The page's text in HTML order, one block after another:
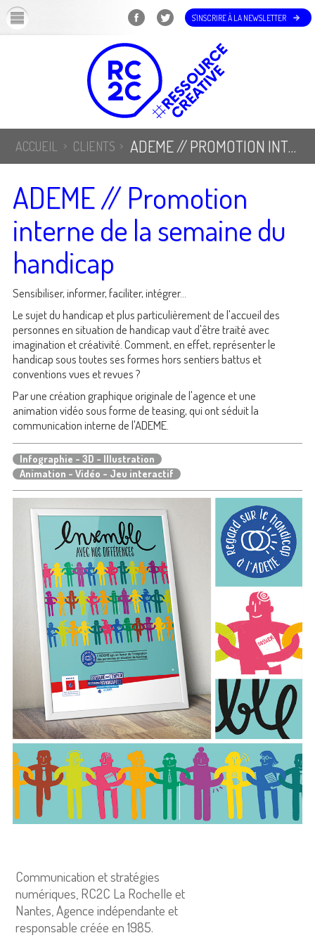
S'INSCRIRE À LA NEWSLETTER
ACCUEIL CLIENTS ADEME // PROMOTION INTERNE DE LA SEMAINE DU HANDICAP
ADEME // Promotion
interne de la semaine du
handicap
Sensibiliser, informer, faciliter, intégrer...
Le sujet du handicap et plus particulièrement de l'accueil des
personnes en situation de handicap vaut d'être traité avec
imagination et créativité. Comment, en effet, représenter le
handicap sous toutes ses formes hors sentiers battus et
conventions vues et revues ?
Par une création graphique originale de l'agence et une
animation vidéo sous forme de teasing, qui ont séduit la
communication interne de l'ADEME.
Infographie - 3D - Illustration
Animation - Vidéo - Jeu interactif
Communication et stratégies
numériques, RC2C La Rochelle et
Nantes, Agence indépendante et
responsable créée en 1985.